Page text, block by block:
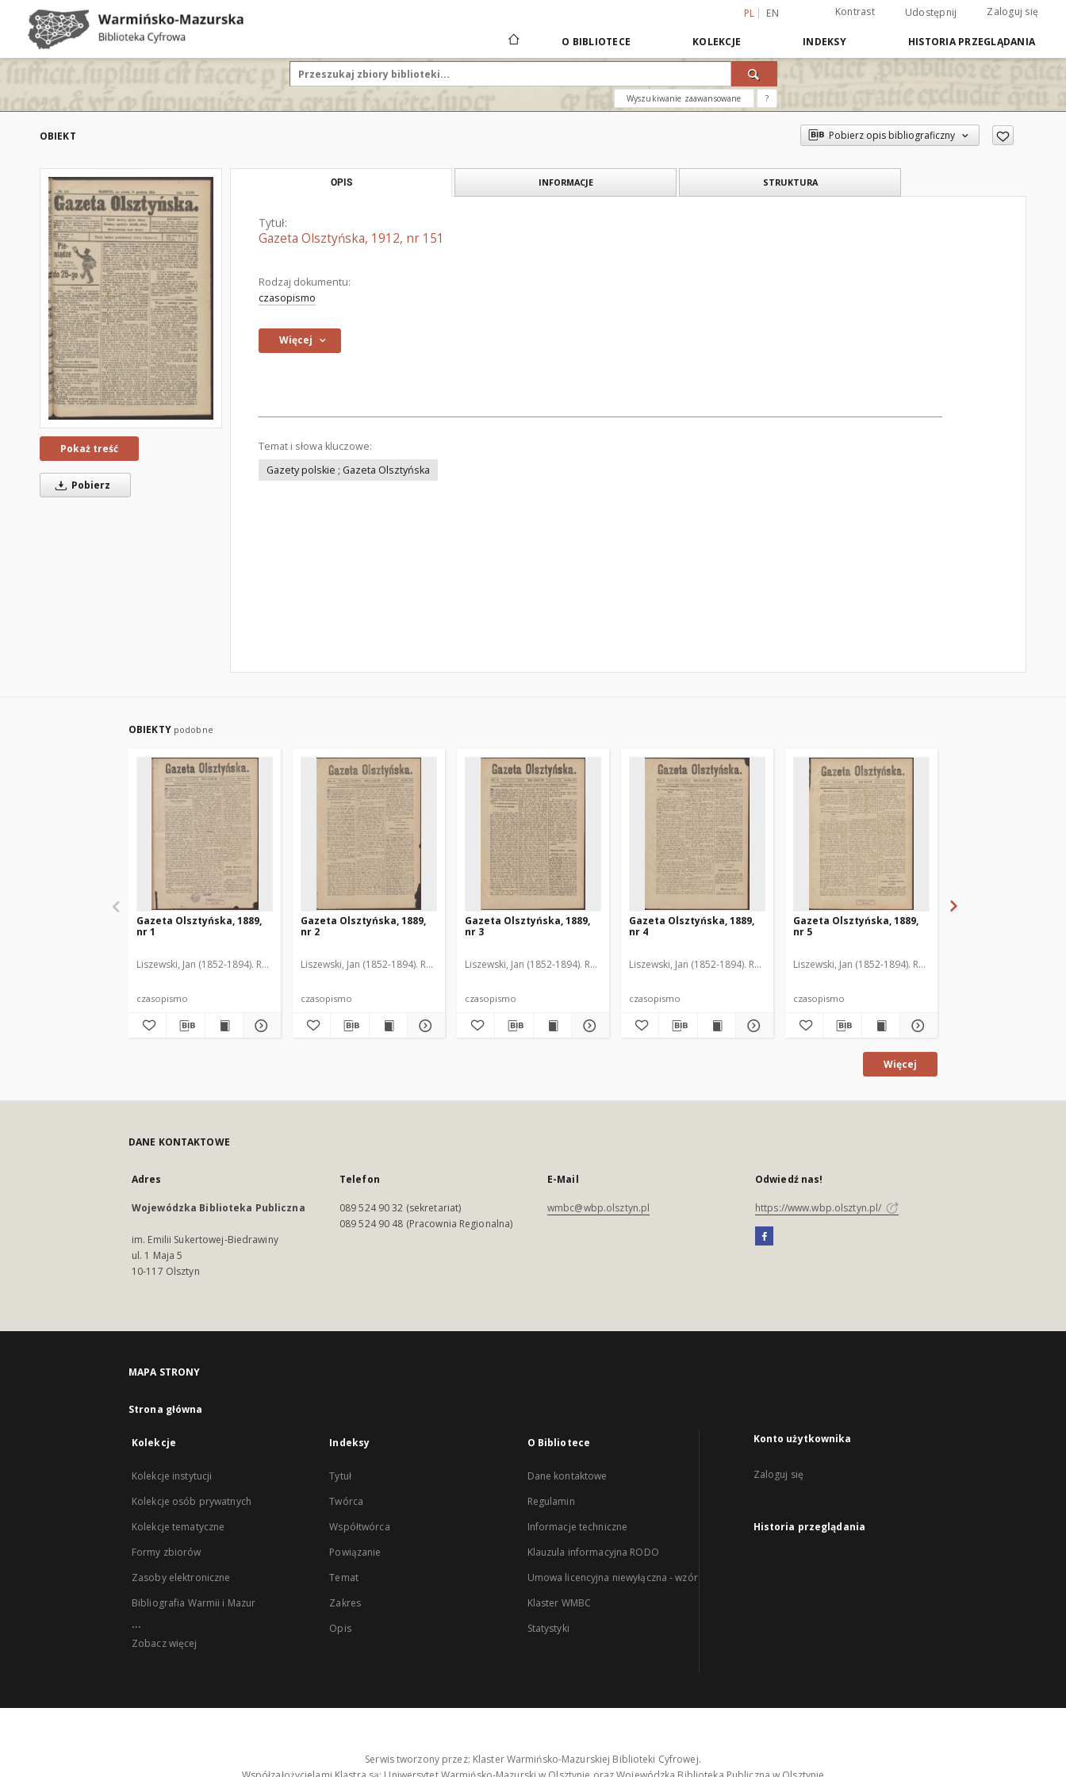
PL EN Kontrast Udostępnij Zaloguj się
O BIBLIOTECE KOLEKCJE INDEKSY HISTORIA PRZEGLĄDANIA
Wyszukiwanie zaawansowane ?
OBIEKT Pobierz opis bibliograficzny
Pokaż treść
Pobierz
OPIS INFORMACJE STRUKTURA
Tytuł:
Gazeta Olsztyńska, 1912, nr 151
Rodzaj dokumentu:
czasopismo
Więcej
Temat i słowa kluczowe:
Gazety polskie ; Gazeta Olsztyńska
OBIEKTY podobne
Gazeta Olsztyńska, 1889,
nr 1
Liszewski, Jan (1852-1894). Red.
czasopismo
Gazeta Olsztyńska, 1889,
nr 2
Liszewski, Jan (1852-1894). Red.
czasopismo
Gazeta Olsztyńska, 1889,
nr 3
Liszewski, Jan (1852-1894). Red.
czasopismo
Gazeta Olsztyńska, 1889,
nr 4
Liszewski, Jan (1852-1894). Red.
czasopismo
Gazeta Olsztyńska, 1889,
nr 5
Liszewski, Jan (1852-1894). Red.
czasopismo
Więcej
DANE KONTAKTOWE
Adres
Wojewódzka Biblioteka Publiczna
im. Emilii Sukertowej-Biedrawiny
ul. 1 Maja 5
10-117 Olsztyn
Telefon
089 524 90 32 (sekretariat)
089 524 90 48 (Pracownia Regionalna)
E-Mail
wmbc@wbp.olsztyn.pl
Odwiedź nas!
https://www.wbp.olsztyn.pl/
MAPA STRONY
Strona główna
Kolekcje
Kolekcje instytucji
Kolekcje osób prywatnych
Kolekcje tematyczne
Formy zbiorów
Zasoby elektroniczne
Bibliografia Warmii i Mazur
...
Zobacz więcej
Indeksy
Tytuł
Twórca
Współtwórca
Powiązanie
Temat
Zakres
Opis
O Bibliotece
Dane kontaktowe
Regulamin
Informacje techniczne
Klauzula informacyjna RODO
Umowa licencyjna niewyłączna - wzór
Klaster WMBC
Statystyki
Konto użytkownika
Zaloguj się
Historia przeglądania
Serwis tworzony przez: Klaster Warmińsko-Mazurskiej Biblioteki Cyfrowej.